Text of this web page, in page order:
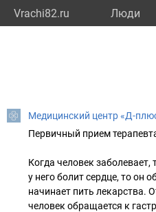
Vrachi82.ru Люди
Медицинский центр «Д-
Первичный прием
Когда человек заболевает,
у него болит сердце, то он
начинает пить лекарства.
человек обращается к